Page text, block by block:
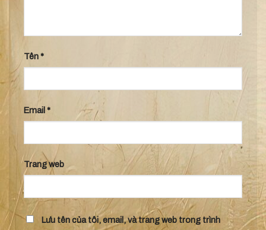
Tên*
Email *
Trang web
Lưu tên của tôi, email, và trang web trong trình